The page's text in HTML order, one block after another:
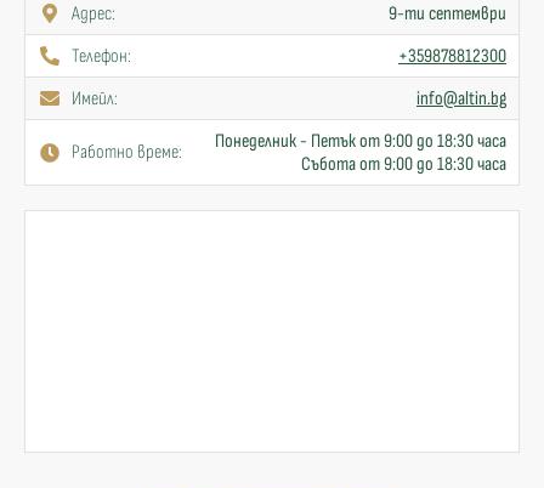
Адрес:
9-ти септември
Телефон:
+359878812300
Имейл:
info@altin.bg
Работно време:
Понеделник - Петък от 9:00 до 18:30 часа
Събота от 9:00 до 18:30 часа